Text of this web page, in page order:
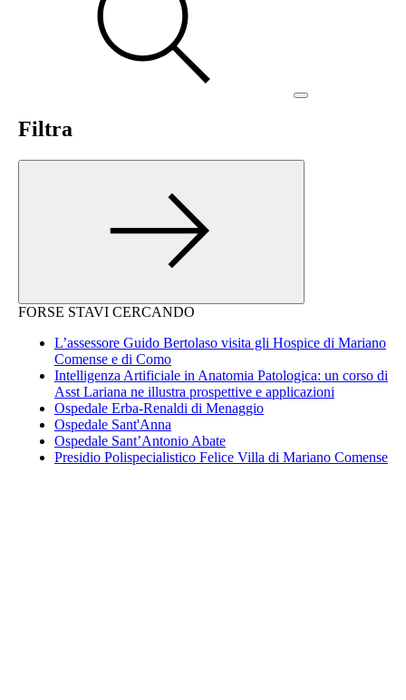
Filtra
FORSE STAVI CERCANDO
L’assessore Guido Bertolaso visita gli Hospice di Mariano
Comense e di Como
Intelligenza Artificiale in Anatomia Patologica: un corso di
Asst Lariana ne illustra prospettive e applicazioni
Ospedale Erba-Renaldi di Menaggio
Ospedale Sant'Anna
Ospedale Sant’Antonio Abate
Presidio Polispecialistico Felice Villa di Mariano Comense